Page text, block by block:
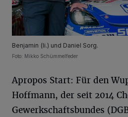
Benjamin (li.) und Daniel Sorg.
Foto: Mikko Schümmelfeder
Apropos Start: Für den
Hoffmann, der seit 2014
Gewerkschaftsbundes